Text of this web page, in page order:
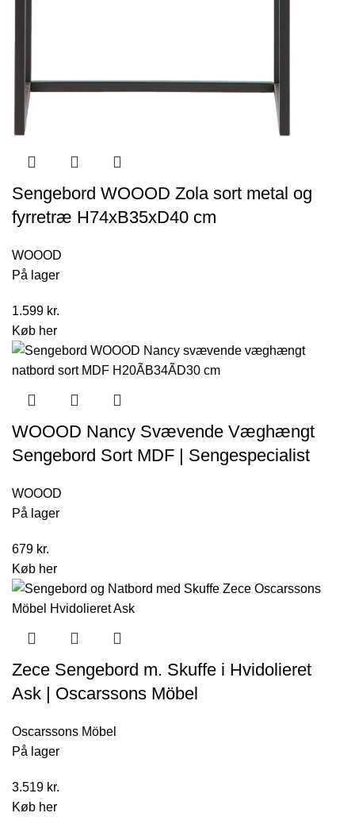
Sengebord WOOOD Zola sort metal og
fyrretræ H74xB35xD40 cm
WOOOD
På lager
1.599 kr.
Køb her
WOOOD Nancy Svævende Væghængt
Sengebord Sort MDF | Sengespecialist
WOOOD
På lager
679 kr.
Køb her
Zece Sengebord m. Skuffe i Hvidolieret
Ask | Oscarssons Möbel
Oscarssons Möbel
På lager
3.519 kr.
Køb her